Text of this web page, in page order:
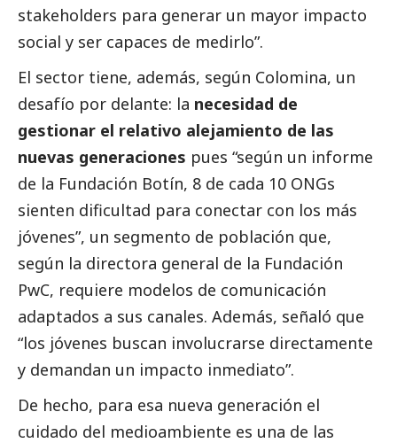
stakeholders para generar un mayor impacto
social y ser capaces de medirlo”.
El sector tiene, además, según Colomina, un
desafío por delante: la necesidad de
gestionar el relativo alejamiento de las
nuevas generaciones pues “según un informe
de la Fundación Botín, 8 de cada 10 ONGs
sienten dificultad para conectar con los más
jóvenes”, un segmento de población que,
según la directora general de la Fundación
PwC, requiere modelos de comunicación
adaptados a sus canales. Además, señaló que
“los jóvenes buscan involucrarse directamente
y demandan un impacto inmediato”.
De hecho, para esa nueva generación el
cuidado del medioambiente es una de las